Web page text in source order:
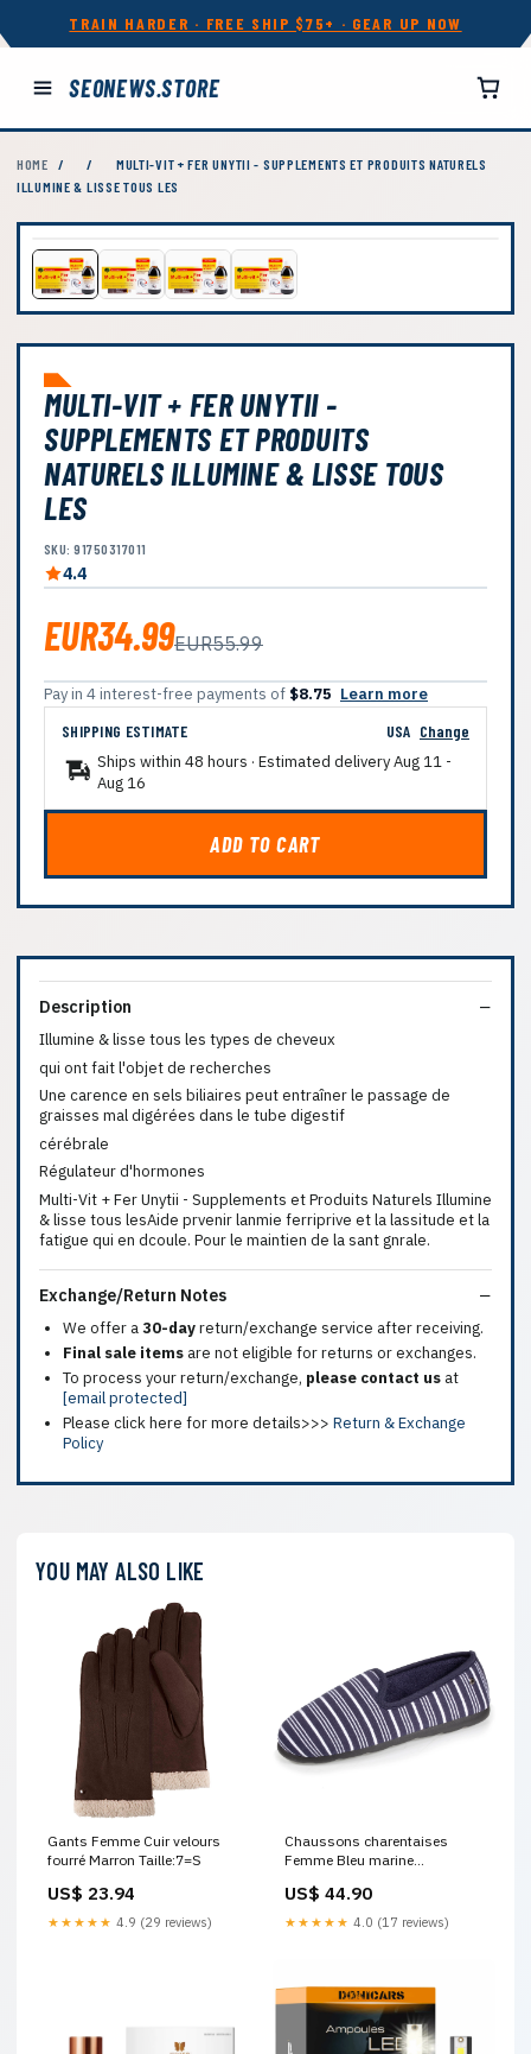
TRAIN HARDER · FREE SHIP $75+ · GEAR UP NOW
SEONEWS.STORE
HOME / /
MULTI-VIT + FER UNYTII - SUPPLEMENTS ET PRODUITS NATURELS
ILLUMINE & LISSE TOUS LES
MULTI-VIT + FER UNYTII -
SUPPLEMENTS ET PRODUITS
NATURELS ILLUMINE & LISSE TOUS
LES
SKU: 91750317011
4.4
EUR34.99EUR55.99
Pay in 4 interest-free payments of $8.75 Learn more
SHIPPING ESTIMATE
USA Change
Ships within 48 hours · Estimated deliveryAug 11 -
Aug 16
ADD TO CART
Description
Illumine & lisse tous les types de cheveux
qui ont fait l'objet de recherches
Une carence en sels biliaires peut entraîner le passage de
graisses mal digérées dans le tube digestif
cérébrale
Régulateur d'hormones
Multi-Vit + Fer Unytii - Supplements et Produits Naturels Illumine
& lisse tous lesAide prvenir lanmie ferriprive et la lassitude et la
fatigue qui en dcoule. Pour le maintien de la sant gnrale.
Exchange/Return Notes
We offer a30-dayreturn/exchange service after receiving.
Final sale items are not eligible for returns or exchanges.
To process your return/exchange, please contact us at
[email protected]
Please click here for more details>>> Return & Exchange
Policy
YOU MAY ALSO LIKE
Gants Femme Cuir velours
fourré Marron Taille:7=S
US$ 23.94
★★★★★ 4.9 (29 reviews)
Chaussons charentaises
Femme Bleu marine
US$ 44.90
★★★★★ 4.0 (17 reviews)